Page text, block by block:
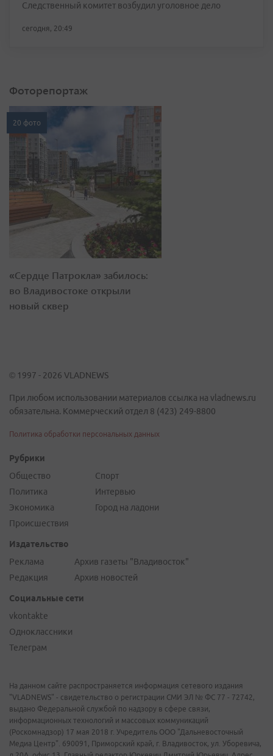
Следственный комитет возбудил уголовное дело
сегодня, 20:49
Фоторепортаж
20 фото
«Сердце Патрокла» забилось:
во Владивостоке открыли
новый сквер
© 1997 - 2026 VLADNEWS
При любом использовании материалов ссылка на vladnews.ru
обязательна. Коммерческий отдел 8 (423) 249-8800
Политика обработки персональных данных
Рубрики
Общество
Политика
Экономика
Происшествия
Спорт
Интервью
Город на ладони
Издательство
Реклама
Редакция
Архив газеты "Владивосток"
Архив новостей
Социальные сети
vkontakte
Одноклассники
Телеграм
На данном сайте распространяется информация сетевого издания
"VLADNEWS" - свидетельство о регистрации СМИ ЭЛ № ФС 77 - 72742,
выдано Федеральной службой по надзору в сфере связи,
информационных технологий и массовых коммуникаций
(Роскомнадзор) 17 мая 2018 г. Учредитель ООО "Дальневосточный
Медиа Центр". 690091, Приморский край, г. Владивосток, ул. Уборевича,